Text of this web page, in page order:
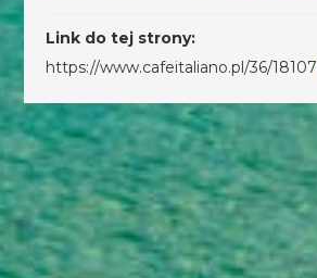
Link do tej strony:
https://www.cafeitaliano.pl/36/18107